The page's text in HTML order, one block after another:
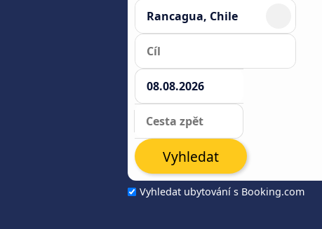
Vyhledat ubytování s Booking.com
Vyhledat